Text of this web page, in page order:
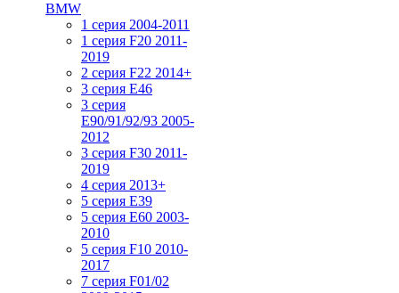
BMW
1 серия 2004-2011
1 серия F20 2011-
2019
2 серия F22 2014+
3 серия Е46
3 серия
E90/91/92/93 2005-
2012
3 серия F30 2011-
2019
4 серия 2013+
5 серия E39
5 серия E60 2003-
2010
5 серия F10 2010-
2017
7 серия F01/02